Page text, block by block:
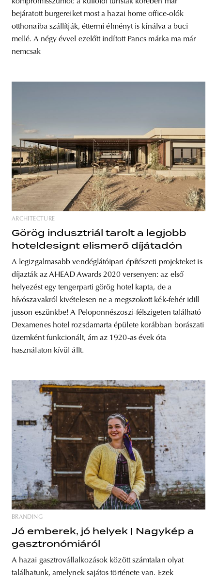
bejáratott burgereiket most a hazai home office-olók
otthonaiba szállítják, éttermi élményt is kínálva a buci
mellé. A négy évvel ezelőtt indított Pancs márka ma már
nemcsak
ARCHITECTURE
Görög indusztriál tarolt a legjobb
hoteldesignt elismerő díjátadón
A legizgalmasabb vendéglátóipari építészeti projekteket is
díjazták az AHEAD Awards 2020 versenyen: az első
helyezést egy tengerparti görög hotel kapta, de a
hívószavakról kivételesen ne a megszokott kék-fehér idill
jusson eszünkbe! A Peloponnészoszi-félszigeten található
Dexamenes hotel rozsdamarta épülete korábban borászati
üzemként funkcionált, ám az 1920-as évek óta
használaton kívül állt.
BRANDING
Jó emberek, jó helyek | Nagykép a
gasztronómiáról
A hazai gasztrovállalkozások között számtalan olyat
találhatunk, amelynek sajátos története van. Ezek